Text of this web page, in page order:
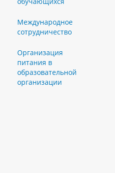
Международное
сотрудничество
Организация
питания в
образовательной
организации